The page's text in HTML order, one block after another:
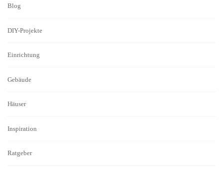
Blog
DIY-Projekte
Einrichtung
Gebäude
Häuser
Inspiration
Ratgeber